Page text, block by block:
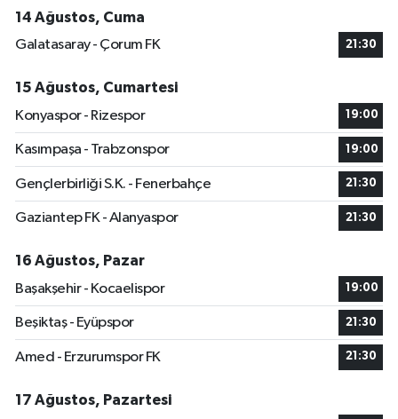
14 Ağustos, Cuma
Galatasaray - Çorum FK
21:30
15 Ağustos, Cumartesi
Konyaspor - Rizespor
19:00
Kasımpaşa - Trabzonspor 19:00
Gençlerbirliği S.K. - Fenerbahçe 21:30
Gaziantep FK - Alanyaspor 21:30
16 Ağustos, Pazar
Başakşehir - Kocaelispor
19:00
Beşiktaş - Eyüpspor 21:30
Amed - Erzurumspor FK 21:30
17 Ağustos, Pazartesi